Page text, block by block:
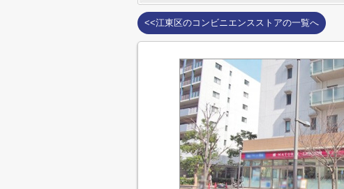
<<江東区のコンビニエンスストアの一覧へ